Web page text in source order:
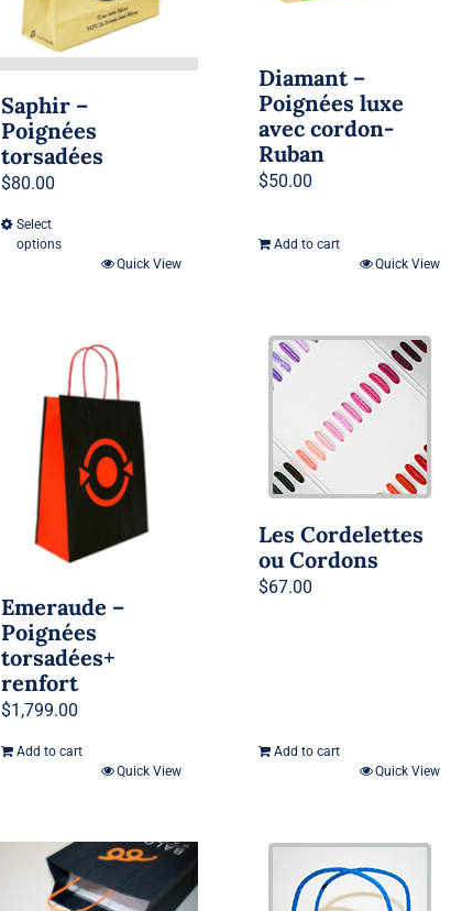
Saphir –
Poignées
torsadées
$80.00
Select
options
Quick View
Diamant –
Poignées luxe
avec cordon-
Ruban
$50.00
Add to cart
Quick View
Emeraude –
Poignées
torsadées+
renfort
$1,799.00
Add to cart
Quick View
Les Cordelettes
ou Cordons
$67.00
Add to cart
Quick View